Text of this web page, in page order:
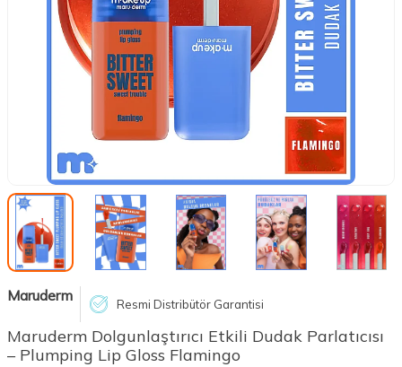
Maruderm Resmi Distribütör Garantisi
Maruderm Dolgunlaştırıcı Etkili Dudak Parlatıcısı
– Plumping Lip Gloss Flamingo